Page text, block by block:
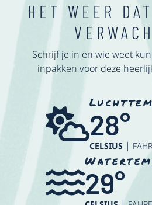
HET WEER
Schrijf je in en wie weet
inpakken voor deze
28°
CELSIUS |
29°